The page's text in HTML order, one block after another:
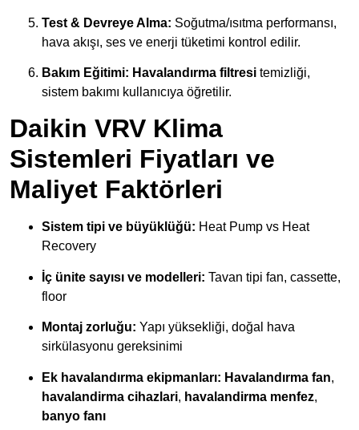
Test & Devreye Alma: Soğutma/ısıtma performansı,
hava akışı, ses ve enerji tüketimi kontrol edilir.
Bakım Eğitimi: Havalandırma filtresi temizliği,
sistem bakımı kullanıcıya öğretilir.
Daikin VRV Klima
Sistemleri Fiyatları ve
Maliyet Faktörleri
Sistem tipi ve büyüklüğü: Heat Pump vs Heat
Recovery
İç ünite sayısı ve modelleri: Tavan tipi fan, cassette,
floor
Montaj zorluğu: Yapı yüksekliği, doğal hava
sirkülasyonu gereksinimi
Ek havalandırma ekipmanları: Havalandırma fan,
havalandirma cihazlari, havalandirma menfez,
banyo fanı